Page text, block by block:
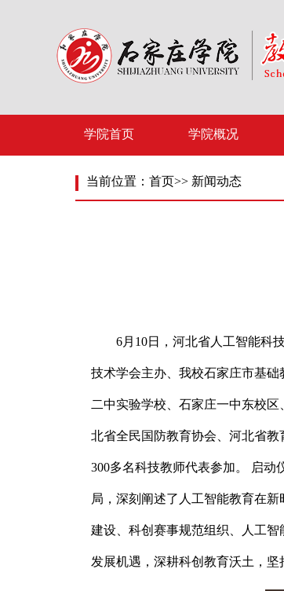
学院首页 学院概况
当前位置： 首页>> 新闻动态
6月10日，河北省人工智能科
技术学会主办、我校石家庄市基
二中实验学校、石家庄一中东校
北省全民国防教育协会、河北省
300多名科技教师代表参加。 启
局，深刻阐述了人工智能教育在
建设、科创赛事规范组织、人工
发展机遇，深耕科创教育沃土，坚